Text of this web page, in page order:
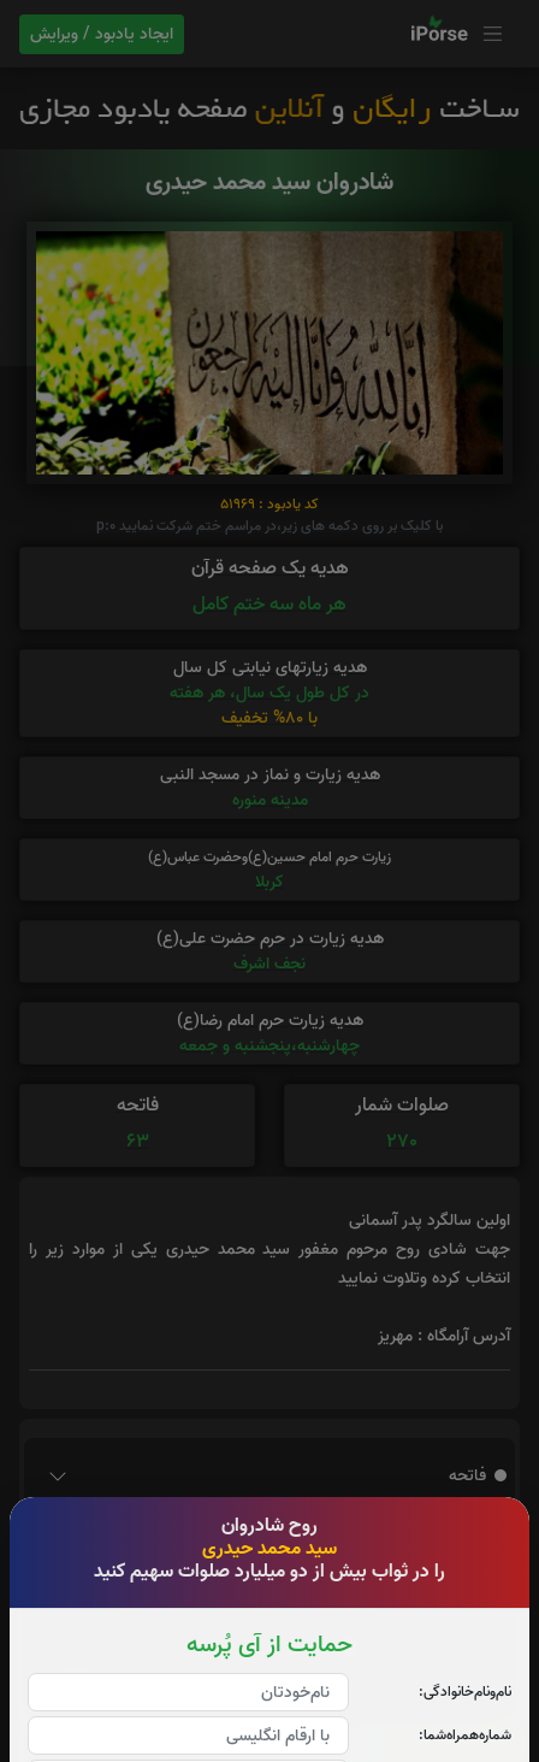
ایجاد یادبود / ویرایش
روح شادروان
سید محمد حیدری
را در ثواب بیش از دو میلیارد صلوات سهیم کنید
حمایت از آی پُرسه
نام‌و‌نام‌خانوادگی:
شماره‌همراه‌شما:
شادروان سید محمد حیدری
کد یادبود : 51969
با کلیک بر روی دکمه های زیر،در مراسم ختم شرکت نمایید p:0
هدیه یک صفحه قرآن
هر ماه سه ختم کامل
هدیه زیارتهای نیابتی کل سال
در کل طول یک سال، هر هفته
با 80% تخفیف
هدیه زیارت و نماز در مسجد النبی
مدینه منوره
زیارت حرم امام حسین(ع)وحضرت عباس(ع)
کربلا
هدیه زیارت در حرم حضرت علی(ع)
نجف اشرف
هدیه زیارت حرم امام رضا(ع)
چهارشنبه،پنجشنبه و جمعه
صلوات شمار
270
فاتحه
63
اولین سالگرد پدر آسمانی
جهت شادی روح مرحوم مغفور سید محمد حیدری یکی از موارد زیر را
انتخاب کرده وتلاوت نمایید
آدرس آرامگاه : مهریز
فاتحه
زیارت عاشورا: